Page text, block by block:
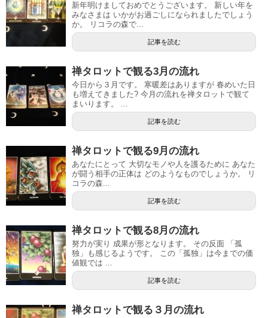
新年明けましておめでとうございます。 新しい年を
みなさまは いかがお過ごしになられましたでしょう
か。 リコラの森で...
記事を読む
禅タロットで観る3月の流れ
今日から３月です。 寒暖差はありますが 春めいた日
も増えてきました? 今月の流れを禅タロットで観て
まいります。 ...
記事を読む
禅タロットで観る9月の流れ
あなたにとって 大切なモノや人を護るために あなた
が闘う相手の正体は どのようなものでしょうか。 リ
コラの森...
記事を読む
禅タロットで観る8月の流れ
努力が実り 成果が形となります。 その反面 「孤
独」も感じるようです。 この「孤独」は今までの価
値観では ...
記事を読む
禅タロットで観る３月の流れ